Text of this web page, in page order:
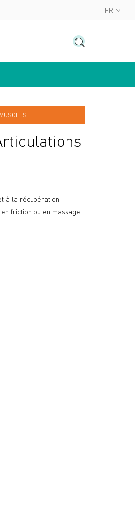
FR
à la récupération
friction ou en massage.